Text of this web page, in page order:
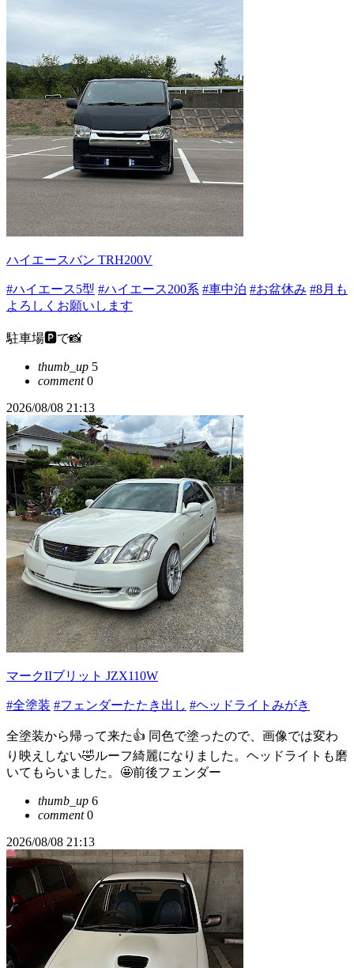
ハイエースバン TRH200V
#ハイエース5型 #ハイエース200系 #車中泊 #お盆休み #8月も
よろしくお願いします
駐車場🅿️で📸
thumb_up 5
comment0
2026/08/08 21:13
マークIIブリット JZX110W
#全塗装 #フェンダーたたき出し #ヘッドライトみがき
全塗装から帰って来た👍 同色で塗ったので、画像では変わ
り映えしない🤣ルーフ綺麗になりました。ヘッドライトも磨
いてもらいました。🤩前後フェンダー
thumb_up 6
comment0
2026/08/08 21:13